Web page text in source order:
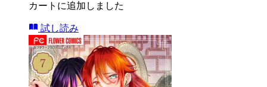
カートに追加しました
試し読み